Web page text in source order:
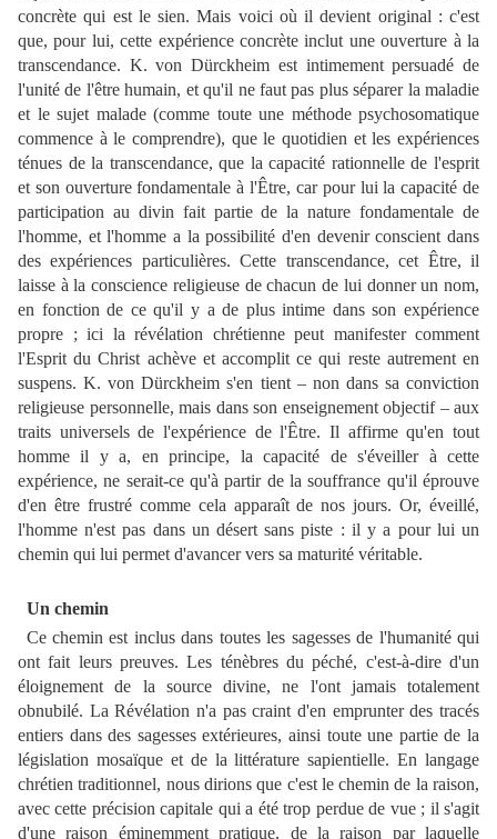
concrète qui est le sien. Mais voici où il devient original : c'est
que, pour lui, cette expérience concrète inclut une ouverture à la
transcendance. K. von Dürckheim est intimement persuadé de
l'unité de l'être humain, et qu'il ne faut pas plus séparer la maladie
et le sujet malade (comme toute une méthode psychosomatique
commence à le comprendre), que le quotidien et les expériences
ténues de la transcendance, que la capacité rationnelle de l'esprit
et son ouverture fondamentale à l'Être, car pour lui la capacité de
participation au divin fait partie de la nature fondamentale de
l'homme, et l'homme a la possibilité d'en devenir conscient dans
des expériences particulières. Cette transcendance, cet Être, il
laisse à la conscience religieuse de chacun de lui donner un nom,
en fonction de ce qu'il y a de plus intime dans son expérience
propre ; ici la révélation chrétienne peut manifester comment
l'Esprit du Christ achève et accomplit ce qui reste autrement en
suspens. K. von Dürckheim s'en tient – non dans sa conviction
religieuse personnelle, mais dans son enseignement objectif – aux
traits universels de l'expérience de l'Être. Il affirme qu'en tout
homme il y a, en principe, la capacité de s'éveiller à cette
expérience, ne serait-ce qu'à partir de la souffrance qu'il éprouve
d'en être frustré comme cela apparaît de nos jours. Or, éveillé,
l'homme n'est pas dans un désert sans piste : il y a pour lui un
chemin qui lui permet d'avancer vers sa maturité véritable.
Un chemin
Ce chemin est inclus dans toutes les sagesses de l'humanité qui
ont fait leurs preuves. Les ténèbres du péché, c'est-à-dire d'un
éloignement de la source divine, ne l'ont jamais totalement
obnubilé. La Révélation n'a pas craint d'en emprunter des tracés
entiers dans des sagesses extérieures, ainsi toute une partie de la
législation mosaïque et de la littérature sapientielle. En langage
chrétien traditionnel, nous dirions que c'est le chemin de la raison,
avec cette précision capitale qui a été trop perdue de vue ; il s'agit
d'une raison éminemment pratique, de la raison par laquelle